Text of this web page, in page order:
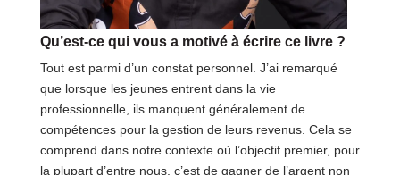
Qu’est-ce qui vous a motivé à écrire ce livre ?
Tout est parmi d’un constat personnel. J’ai remarqué
que lorsque les jeunes entrent dans la vie
professionnelle, ils manquent généralement de
compétences pour la gestion de leurs revenus. Cela se
comprend dans notre contexte où l’objectif premier, pour
la plupart d’entre nous, c’est de gagner de l’argent non